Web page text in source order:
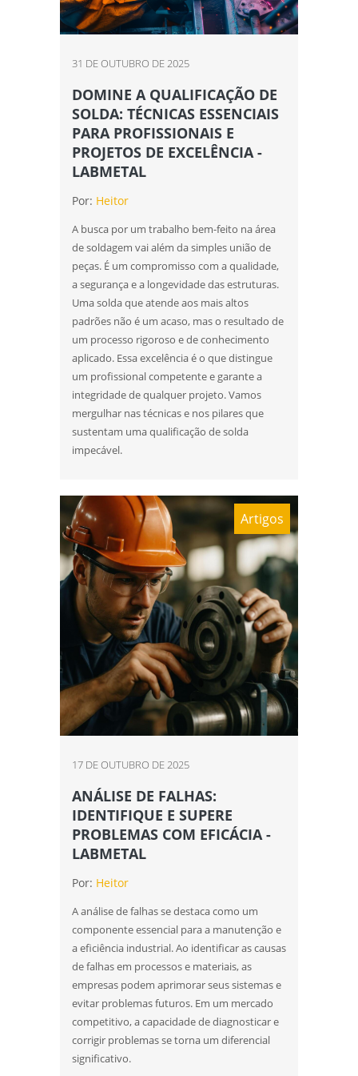
Ensaios mecânicos de materiais
metálicos
Ensaios mecânicos e metalúrgicos
Inspetor de solda qualificação
Inspeção de solda
Laboratório de ensaios mecânicos
Laboratório de ensaios mecânicos e
materiais
Laboratório de ensaios mecânicos e
metalográficos
Laboratório de ensaios mecânicos sp
Laboratório de metalografia
Laboratório metalográfico
Qualificação de soldadores
Serviço de qualificação de soldador
analise de quebra de parafusos
análise de falhas em engrenagens
análise de falhas em engrenagens em sp
análise de falhas em equipamentos
eletricos
análise de falhas em rolamentos em sp
análise de falhas em rolamentos em são
análise de falhas para manutenção em
sp
são paulo
análise do tipo de quebra
ensaio de corrosão
ensaio de corrosão acelerada
ensaio de corrosão acelerada em sp
ensaio de corrosão acelerada em são
paulo
31 DE OUTUBRO DE 2025
DOMINE A QUALIFICAÇÃO DE
SOLDA: TÉCNICAS ESSENCIAIS
PARA PROFISSIONAIS E
PROJETOS DE EXCELÊNCIA -
LABMETAL
Por: Heitor
A busca por um trabalho bem-feito na área
de soldagem vai além da simples união de
peças. É um compromisso com a qualidade,
a segurança e a longevidade das estruturas.
Uma solda que atende aos mais altos
padrões não é um acaso, mas o resultado de
um processo rigoroso e de conhecimento
aplicado. Essa excelência é o que distingue
um profissional competente e garante a
integridade de qualquer projeto. Vamos
mergulhar nas técnicas e nos pilares que
sustentam uma qualificação de solda
impecável.
Artigos
17 DE OUTUBRO DE 2025
ANÁLISE DE FALHAS:
IDENTIFIQUE E SUPERE
PROBLEMAS COM EFICÁCIA -
LABMETAL
Por: Heitor
A análise de falhas se destaca como um
componente essencial para a manutenção e
a eficiência industrial. Ao identificar as causas
de falhas em processos e materiais, as
empresas podem aprimorar seus sistemas e
evitar problemas futuros. Em um mercado
competitivo, a capacidade de diagnosticar e
corrigir problemas se torna um diferencial
significativo.